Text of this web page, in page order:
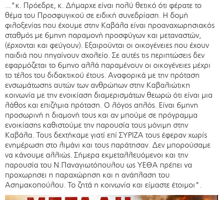
..."κ. Πρόεδρε, κ. Δήμαρχε είναι πολύ θετικό ότι φέρατε το
θέμα του Προσφυγικού σε ειδική συνεδρίαση. Η δομή
φιλοξενίας που έχουμε στην Καβάλα είναι προαναχωρησιακός
σταθμός με 6μηνη παραμονή προσφύγων και μεταναστών,
(έρχονται και φεύγουν). Εξαιρούνται οι οικογένειες που έχουν
παιδιά που πηγαίνουν σχολείο. Σε αυτές τις περιπτώσεις δεν
εφαρμόζεται το 6μηνο αλλά παραμένουν οι οικογένειες μέχρι
το τέλος του διδακτικού έτους. Αναφορικά με την πρόταση
ενσωμάτωσης αυτών των ανθρώπων στην Καβαλιώτικη
κοινωνία με την ενοικίαση διαμερισμάτων θεωρώ ότι είναι μια
λάθος και επιζήμια πρόταση. Ο λόγος απλός. Είναι 6μηνη
προσωρινή η διαμονή τους και αν μπούμε σε πρόγραμμα
ενοικίασης καθιστούμε την παρουσία τους μόνιμη στην
Καβάλα. Τους δεχτήκαμε γιατί επί ΣΥΡΙΖΑ τους έφεραν χωρίς
ενημέρωση στο λιμάνι και τους παράτησαν. Δεν μπορούσαμε
να κάνουμε αλλιώς. Σήμερα εκμεταλλευόμενοι και την
παρουσία του Ν.Παναγιωτόπουλου ως ΥΕΘΑ πρέπει να
προχωρησει η παραχώρηση και η ανάπλαση του
Ασημακοπούλου. Το ζητά η κοινωνία και είμαστε έτοιμοι".